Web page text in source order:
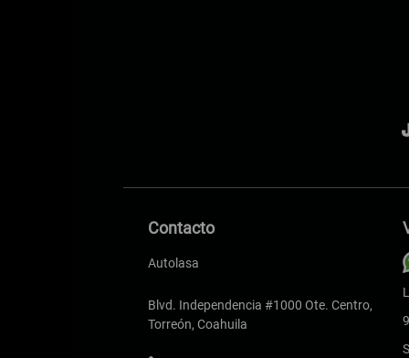
Contacto
Autolasa
Blvd. Independencia #1000 Ote. Centro,
Torreón, Coahuila